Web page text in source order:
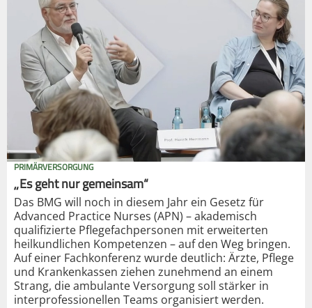
PRIMÄRVERSORGUNG
„Es geht nur gemeinsam“
Das BMG will noch in diesem Jahr ein Gesetz für
Advanced Practice Nurses (APN) – akademisch
qualifizierte Pflegefachpersonen mit erweiterten
heilkundlichen Kompetenzen – auf den Weg bringen.
Auf einer Fachkonferenz wurde deutlich: Ärzte, Pflege
und Krankenkassen ziehen zunehmend an einem
Strang, die ambulante Versorgung soll stärker in
interprofessionellen Teams organisiert werden.